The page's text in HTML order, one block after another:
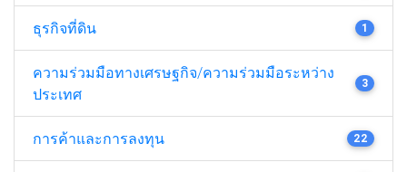
ธุรกิจที่ดิน 1
ความร่วมมือทางเศรษฐกิจ/ความร่วมมือระหว่าง
ประเทศ
3
การค้าและการลงทุน 22